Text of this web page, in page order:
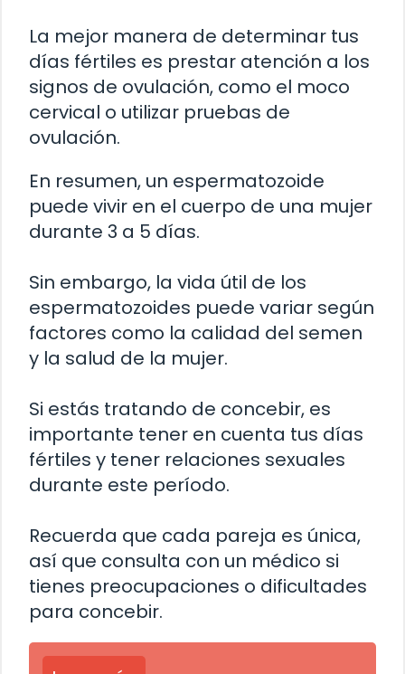
La mejor manera de determinar tus
días fértiles es prestar atención a los
signos de ovulación, como el moco
cervical o utilizar pruebas de
ovulación.
En resumen, un espermatozoide
puede vivir en el cuerpo de una mujer
durante 3 a 5 días.
Sin embargo, la vida útil de los
espermatozoides puede variar según
factores como la calidad del semen
y la salud de la mujer.
Si estás tratando de concebir, es
importante tener en cuenta tus días
fértiles y tener relaciones sexuales
durante este período.
Recuerda que cada pareja es única,
así que consulta con un médico si
tienes preocupaciones o dificultades
para concebir.